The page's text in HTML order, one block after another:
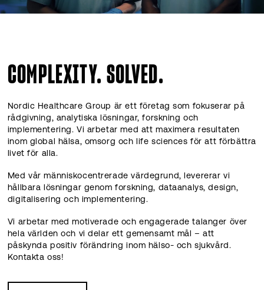
COMPLEXITY. SOLVED.
Nordic Healthcare Group är ett företag som fokuserar på
rådgivning, analytiska lösningar, forskning och
implementering. Vi arbetar med att maximera resultaten
inom global hälsa, omsorg och life sciences för att förbättra
livet för alla.
Med vår människocentrerade värdegrund, levererar vi
hållbara lösningar genom forskning, dataanalys, design,
digitalisering och implementering.
Vi arbetar med motiverade och engagerade talanger över
hela världen och vi delar ett gemensamt mål – att
påskynda positiv förändring inom hälso- och sjukvård.
Kontakta oss!